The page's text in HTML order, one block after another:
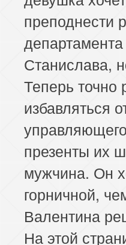
преподнести
Станислава,
Теперь точно
избавляться
презенты их
мужчина. Он
горничной,
Валентина
На этой